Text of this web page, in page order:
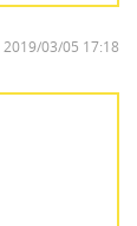
2019/03/05 17:18